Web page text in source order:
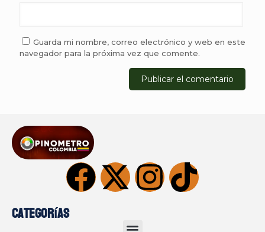
Guarda mi nombre, correo electrónico y web en este
navegador para la próxima vez que comente.
Categorías